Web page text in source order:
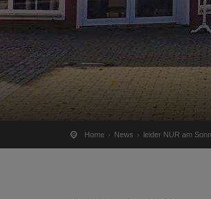
Home News leider NUR am